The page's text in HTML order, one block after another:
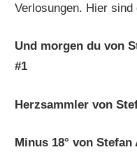
Verlosungen. Hier
Und morgen du von
#1
Herzsammler von
Minus 18° von